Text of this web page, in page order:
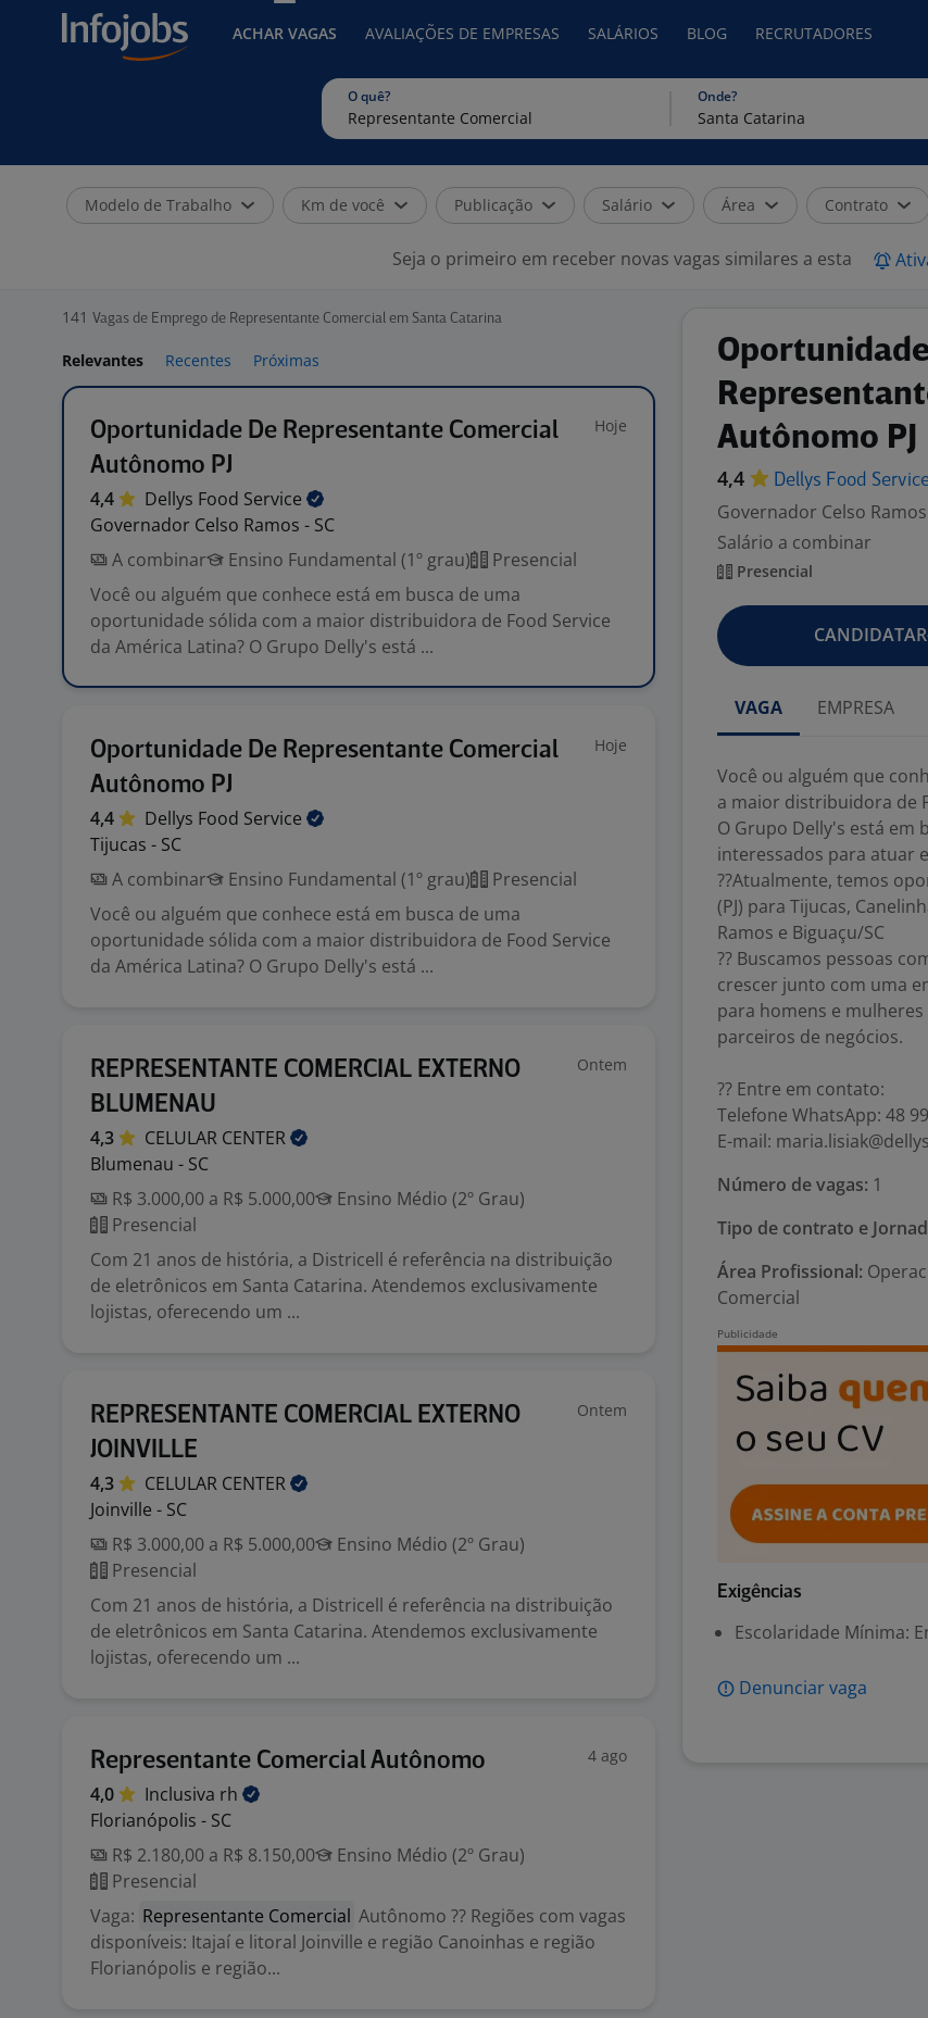
ACHAR VAGAS AVALIAÇÕES DE EMPRESAS SALÁRIOS BLOG RECRUTADORES
O quê? Onde?
Modelo de Trabalho Km de você Publicação Salário Área Contrato
Seja o primeiro em receber novas vagas similares a esta
141 Vagas de Emprego de Representante Comercial em Santa Catarina
Relevantes Recentes Próximas
Oportunidade De Representante Comercial
Autônomo PJ
Hoje
4,4 Dellys Food Service
Governador Celso Ramos - SC
A combinar
Ensino Fundamental (1º grau)
Presencial
Você ou alguém que conhece está em busca de uma
oportunidade sólida com a maior distribuidora de Food Service
da América Latina? O Grupo Delly's está ...
Oportunidade De Representante Comercial
Autônomo PJ
Hoje
4,4 Dellys Food Service
Tijucas - SC
A combinar
Ensino Fundamental (1º grau)
Presencial
Você ou alguém que conhece está em busca de uma
oportunidade sólida com a maior distribuidora de Food Service
da América Latina? O Grupo Delly's está ...
REPRESENTANTE COMERCIAL EXTERNO
BLUMENAU
Ontem
4,3 CELULAR CENTER
Blumenau - SC
R$ 3.000,00 a R$ 5.000,00
Ensino Médio (2º Grau)
Presencial
Com 21 anos de história, a Districell é referência na distribuição
de eletrônicos em Santa Catarina. Atendemos exclusivamente
lojistas, oferecendo um ...
REPRESENTANTE COMERCIAL EXTERNO
JOINVILLE
Ontem
4,3 CELULAR CENTER
Joinville - SC
R$ 3.000,00 a R$ 5.000,00
Ensino Médio (2º Grau)
Presencial
Com 21 anos de história, a Districell é referência na distribuição
de eletrônicos em Santa Catarina. Atendemos exclusivamente
lojistas, oferecendo um ...
Representante Comercial Autônomo 4 ago
4,0 Inclusiva rh
Florianópolis - SC
R$ 2.180,00 a R$ 8.150,00
Ensino Médio (2º Grau)
Presencial
Vaga: Representante Comercial Autônomo ?? Regiões com vagas
disponíveis: Itajaí e litoral Joinville e região Canoinhas e região
Florianópolis e região...
Autônomo PJ
4,4 Dellys Food
Governador Celso Ramos
Salário a combinar
Presencial
VAGA EMPRESA
Você ou alguém que
a maior distribuidora de
O Grupo Delly's está em
interessados para atuar
??Atualmente, temos
(PJ) para Tijucas,
Ramos e Biguaçu/SC
?? Buscamos pessoas
crescer junto com uma
para homens e
parceiros de negócios.
?? Entre em contato:
Telefone WhatsApp: 48
E-mail:
Número de vagas: 1
Tipo de contrato e
Área Profissional:
Comercial
Exigências
Escolaridade Mínima:
Denunciar vaga